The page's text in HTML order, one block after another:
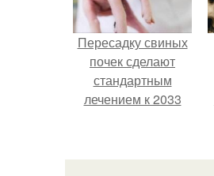
Пересадку свиных
почек сделают
стандартным
лечением к 2033